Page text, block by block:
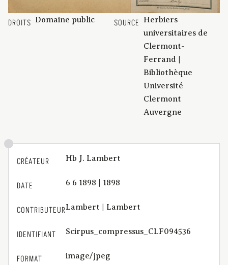
DROITS Domaine public SOURCE
Herbiers
universitaires de
Clermont-
Ferrand |
Bibliothèque
Université
Clermont
Auvergne
CRÉATEUR Hb J. Lambert
DATE 6 6 1898 | 1898
CONTRIBUTEURLambert | Lambert
IDENTIFIANT Scirpus_compressus_CLF094536
FORMAT image/jpeg